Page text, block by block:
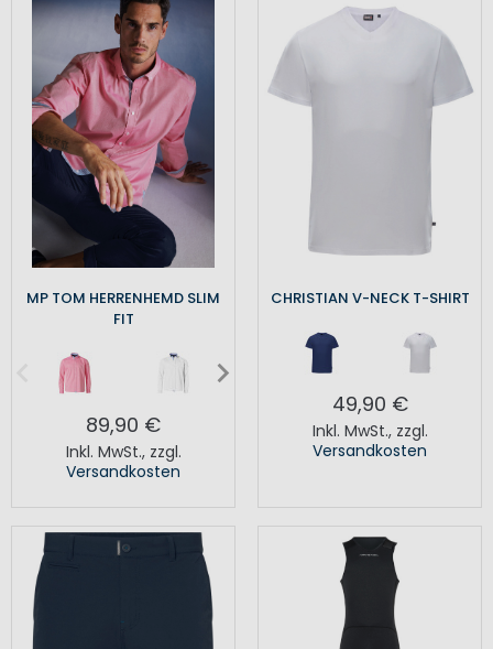
MP TOM HERRENHEMD SLIM
FIT
89,90 €
Inkl. MwSt., zzgl.
Versandkosten
CHRISTIAN V-NECK T-SHIRT
49,90 €
Inkl. MwSt., zzgl.
Versandkosten